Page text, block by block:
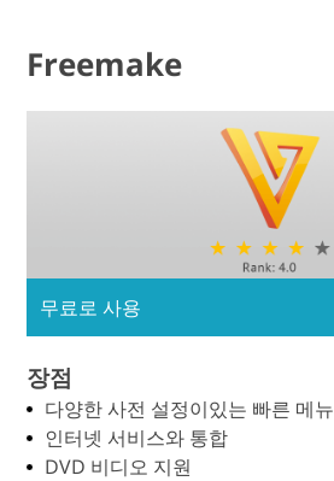
Freemake
무료로 사용
장점
다양한 사전 설정이있는 빠른 메뉴
인터넷 서비스와 통합
DVD 비디오 지원